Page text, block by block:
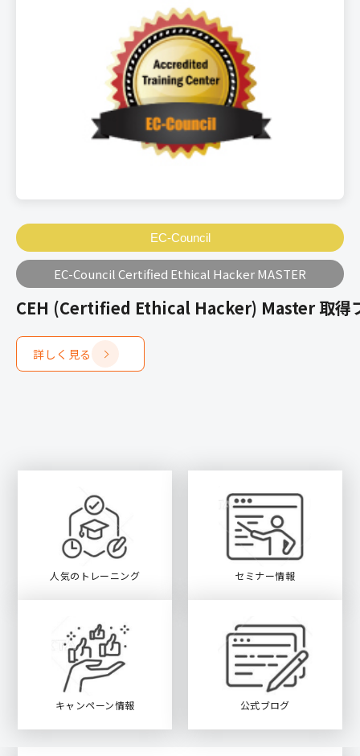
EC-Council
EC-Council Certified Ethical Hacker MASTER
CEH (Certified Ethical Hacker) Master 取得
詳しく見る
人気のトレーニング セミナー情報
キャンペーン情報 公式ブログ